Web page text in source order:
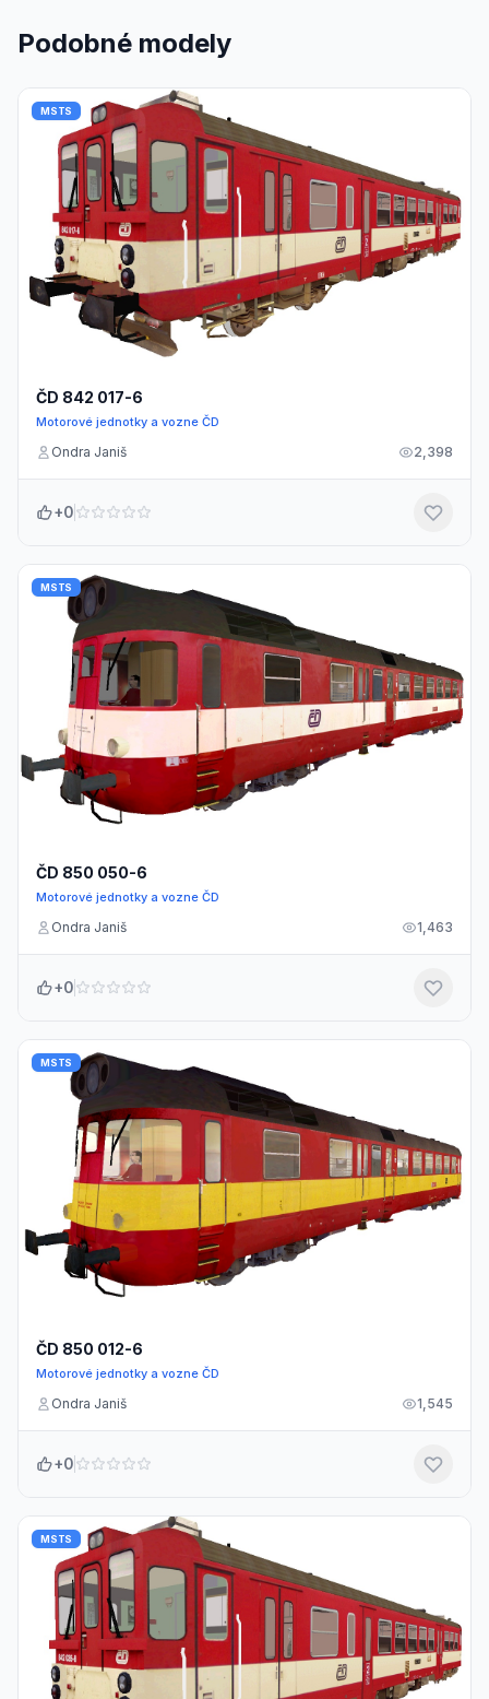
Podobné modely
MSTS
ČD 842 017-6
Motorové jednotky a vozne ČD
Ondra Janiš 2,398
+0
MSTS
ČD 850 050-6
Motorové jednotky a vozne ČD
Ondra Janiš 1,463
+0
MSTS
ČD 850 012-6
Motorové jednotky a vozne ČD
Ondra Janiš 1,545
+0
MSTS